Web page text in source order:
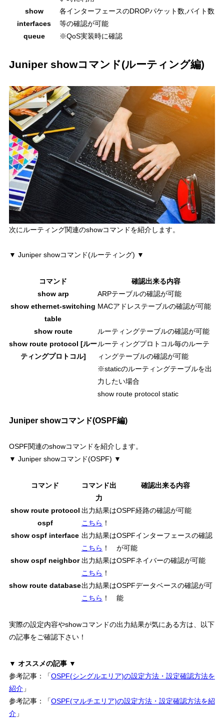
show
interfaces
queue
各インターフェースのDROPパケット数,バイト数
等の確認が可能
※QoS実装時に確認
Juniper showコマンド(ルーティング編)
次にルーティング関連のshowコマンドを紹介します。
▼ Juniper showコマンド(ルーティング) ▼
コマンド
確認出来る内容
show arp
ARPテーブルの確認が可能
show ethernet-switching
table
MACアドレステーブルの確認が可能
show route
ルーティングテーブルの確認が可能
show route protocol [ルー
ティングプロトコル]
ルーティングプロトコル毎のルーテ
ィングテーブルの確認が可能
※staticのルーティングテーブルを出
力したい場合
show route protocol static
Juniper showコマンド(OSPF編)
OSPF関連のshowコマンドを紹介します。
▼ Juniper showコマンド(OSPF) ▼
コマンド
コマンド出
力
確認出来る内容
show route protocol
ospf
出力結果は
こちら ！
OSPF経路の確認が可能
show ospf interface 出力結果は
こちら ！
OSPFインターフェースの確認
が可能
show ospf neighbor 出力結果は
こちら ！
OSPFネイバーの確認が可能
show route database出力結果は
こちら ！
OSPFデータベースの確認が可
能
実際の設定内容やshowコマンドの出力結果が気にある方は、以下
の記事をご確認下さい！
▼ オススメの記事 ▼
参考記事：「OSPF(シングルエリア)の設定方法・設定確認方法を
紹介」
参考記事：「OSPF(マルチエリア)の設定方法・設定確認方法を紹
介」